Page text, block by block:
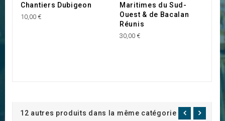
Chantiers Dubigeon
10,00 €
Maritimes du Sud-
Ouest & de Bacalan
Réunis
30,00 €
12 autres produits dans la même catégorie :